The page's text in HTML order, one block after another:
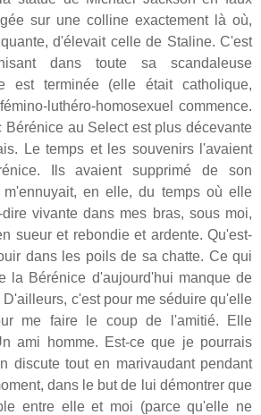
sur une colline exactement là où,
d'élevait celle de Staline. C'est
dans toute sa scandaleuse
est terminée (elle était catholique,
luthéro-homosexuel commence.
Bérénice au Select est plus décevante
Le temps et les souvenirs l'avaient
Ils avaient supprimé de son
en elle, du temps où elle
vivante dans mes bras, sous moi,
sueur et rebondie et ardente. Qu'est-
dans les poils de sa chatte. Ce qui
la Bérénice d'aujourd'hui manque de
c'est pour me séduire qu'elle
me faire le coup de l'amitié. Elle
ami homme. Est-ce que je pourrais
discute tout en marivaudant pendant
dans le but de lui démontrer que
entre elle et moi (parce qu'elle ne